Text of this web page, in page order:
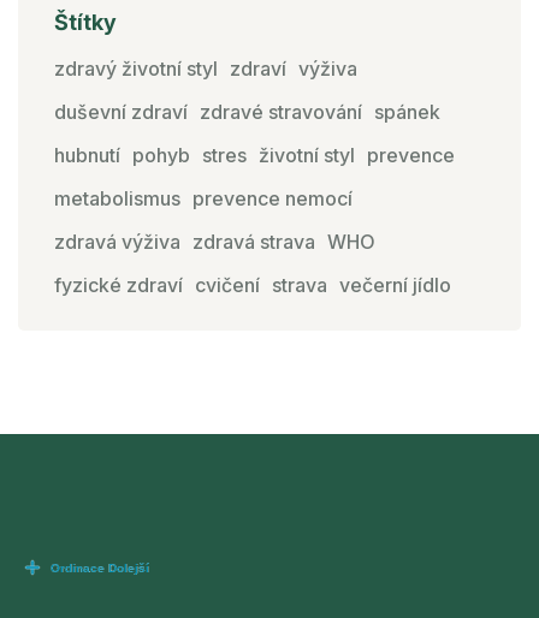
Štítky
zdravý životní styl zdraví výživa
duševní zdraví zdravé stravování spánek
hubnutí pohyb stres životní styl prevence
metabolismus prevence nemocí
zdravá výživa zdravá strava WHO
fyzické zdraví cvičení strava večerní jídlo